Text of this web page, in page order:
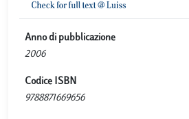
Anno di pubblicazione
2006
Codice ISBN
9788871669656